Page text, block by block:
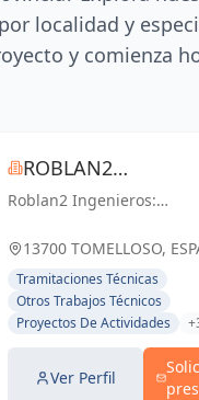
localidad y
y comienza
ROBLAN2
INGENIEROS
Roblan2 Ingenieros:
precisas para un futuro
Tomelloso.
13700 TOMELLOSO,
España
Tramitaciones Técnicas
Otros Trabajos Técnicos
Proyectos De Actividades
Ver Perfil